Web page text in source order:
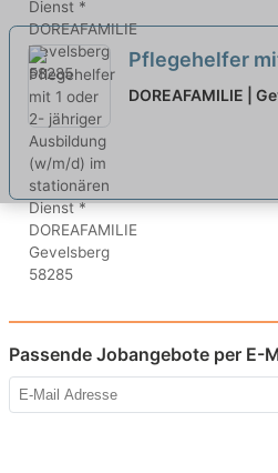
Pflegehelfer
Ausbildung (w/
DOREAFAMILIE |
Passende Jobangebote per E-